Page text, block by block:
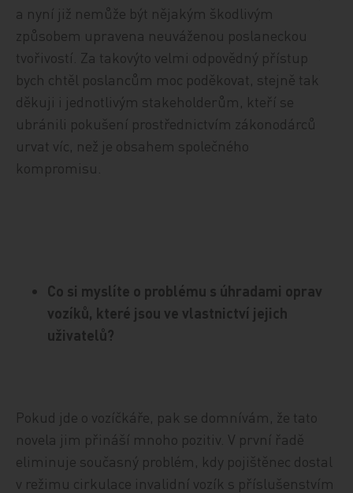
a nyní již nemůže být nějakým škodlivým
způsobem upravena neuváženou poslaneckou
tvořivostí. Za takovýto velmi odpovědný přístup
bych chtěl poslancům moc poděkovat, stejně tak
děkuji i jednotlivým stakeholderům, kteří se
ubránili pokušení prostřednictvím zákonodárců
urvat víc, než je obsahem společného
kompromisu.
Co si myslíte o problému s úhradami oprav
vozíků, které jsou ve vlastnictví jejich
uživatelů?
Pokud jde o vozíčkáře, pak se domnívám, že tato
novela jim přináší mnoho pozitiv. V první řadě
eliminuje současný problém, kdy pojištěnec dostal
v režimu cirkulace invalidní vozík s příslušenstvím